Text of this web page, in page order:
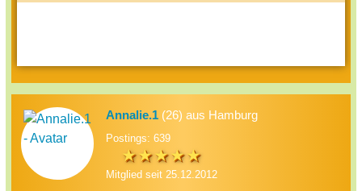
Annalie.1 (26) aus Hamburg
Postings: 639
Mitglied seit 25.12.2012